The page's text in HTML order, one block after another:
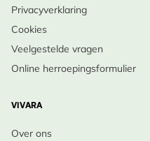
Privacyverklaring
Cookies
Veelgestelde vragen
Online herroepingsformulier
VIVARA
Over ons